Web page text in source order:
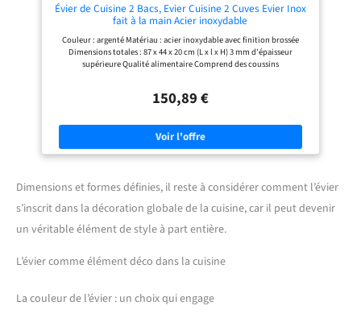
Évier de Cuisine 2 Bacs, Evier Cuisine 2 Cuves Evier Inox
fait à la main Acier inoxydable
Couleur : argenté Matériau : acier inoxydable avec finition brossée
Dimensions totales : 87 x 44 x 20 cm (L x l x H) 3 mm d'épaisseur
supérieure Qualité alimentaire Comprend des coussins
d'installation : montage sous plan, à la chasse d'eau et encastré
150,89 €
Dimensions et formes définies, il reste à considérer comment l’évier
s’inscrit dans la décoration globale de la cuisine, car il peut devenir
un véritable élément de style à part entière.
L’évier comme élément déco dans la cuisine
La couleur de l’évier : un choix qui engage